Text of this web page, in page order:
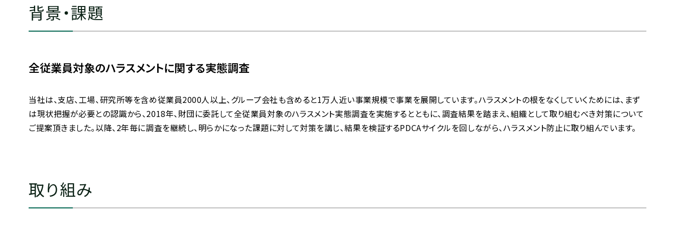
背景・課題
全従業員対象のハラスメントに関する実態調査
当社は、支店、工場、研究所等を含め従業員2000人以上、グループ会社も含めると1万人近い事業規模で事業を展開しています。ハラスメントの根をなくしていくためには、まず
は現状把握が必要との認識から、2018年、財団に委託して全従業員対象のハラスメント実態調査を実施するとともに、調査結果を踏まえ、組織として取り組むべき対策について
ご提案頂きました。以降、2年毎に調査を継続し、明らかになった課題に対して対策を講じ、結果を検証するPDCAサイクルを回しながら、ハラスメント防止に取り組んでいます。
取り組み